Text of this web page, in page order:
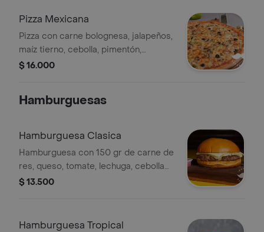
Pizza Mexicana
Pizza con carne bolognesa, jalapeños,
maíz tierno, cebolla, pimentón,
maicitos y orégano, tamaño y
$ 16.000
Hamburguesas
Hamburguesa Clasica
Hamburguesa con 150 gr de carne de
res, queso, tomate, lechuga, cebolla
caramelizada, pepinillos agridulces y
$ 13.500
Hamburguesa Tropical